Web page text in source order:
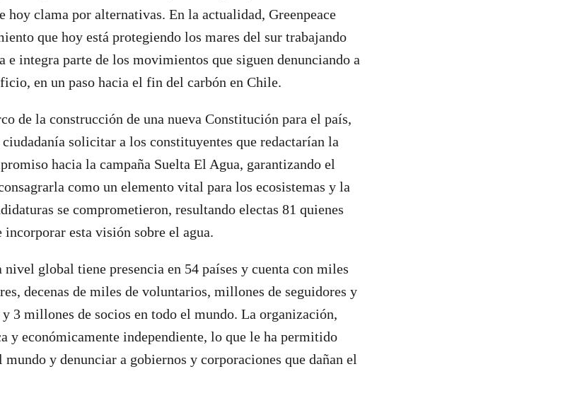
hoy clama por alternativas. En la actualidad, Greenpeace
que hoy está protegiendo los mares del sur trabajando
e integra parte de los movimientos que siguen denunciando a
en un paso hacia el fin del carbón en Chile.
de la construcción de una nueva Constitución para el país,
solicitar a los constituyentes que redactarían la
hacia la campaña Suelta El Agua, garantizando el
como un elemento vital para los ecosistemas y la
se comprometieron, resultando electas 81 quienes
esta visión sobre el agua.
nivel global tiene presencia en 54 países y cuenta con miles
decenas de miles de voluntarios, millones de seguidores y
3 millones de socios en todo el mundo. La organización,
y económicamente independiente, lo que le ha permitido
y denunciar a gobiernos y corporaciones que dañan el